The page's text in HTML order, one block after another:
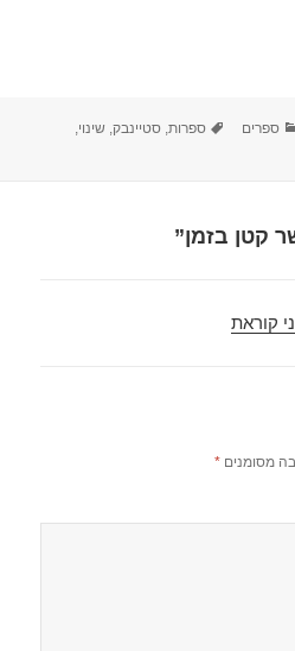
קטגוריות
ספרים תגיות
ספרות,סטיינבק,שינוי,
מסומנים*